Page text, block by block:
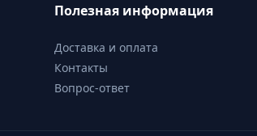
Полезная информация
Доставка и оплата
Контакты
Вопрос-ответ